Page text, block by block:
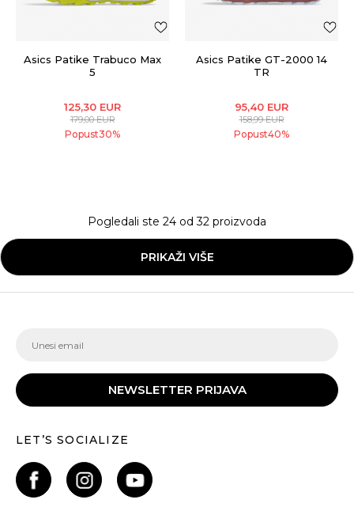
Asics Patike Trabuco Max
5
125,30 EUR
179,00EUR
Popust30%
Asics Patike GT-2000 14
TR
95,40 EUR
158,99EUR
Popust40%
Pogledali ste 24 od32 proizvoda
PRIKAŽI VIŠE
NEWSLETTER PRIJAVA
LET’S SOCIALIZE